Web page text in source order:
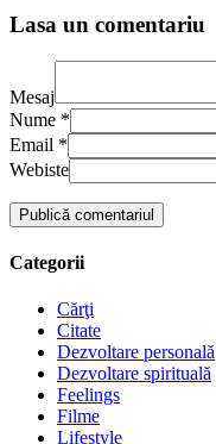
Lasa un comentariu
Mesaj
Nume *
Email *
Webiste
Categorii
Cărţi
Citate
Dezvoltare personală
Dezvoltare spirituală
Feelings
Filme
Lifestyle